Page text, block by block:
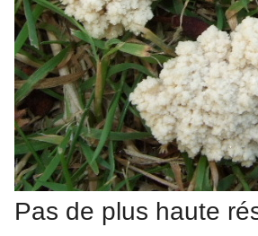
Pas de plus haute